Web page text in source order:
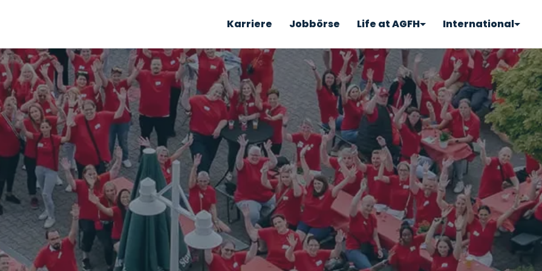
Karriere Jobbörse Life at AGFH International